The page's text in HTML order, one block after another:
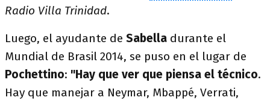
Radio Villa Trinidad.
Luego, el ayudante de Sabella durante el
Mundial de Brasil 2014, se puso en el lugar de
Pochettino: "Hay que ver que piensa el técnico.
Hay que manejar a Neymar, Mbappé, Verrati,